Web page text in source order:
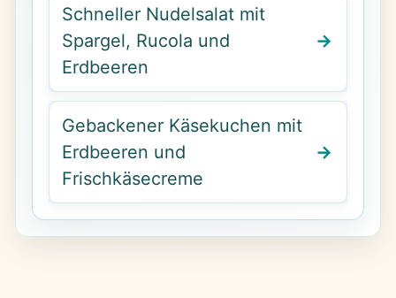
Schneller Nudelsalat mit
Spargel, Rucola und
Erdbeeren
Gebackener Käsekuchen mit
Erdbeeren und
Frischkäsecreme